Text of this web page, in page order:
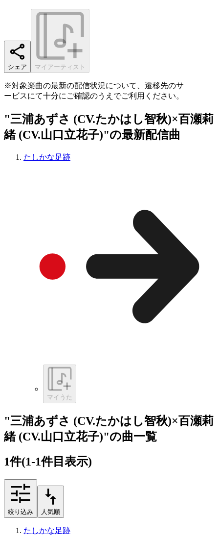
シェア マイアーティスト
※対象楽曲の最新の配信状況について、遷移先のサ
ービスにて十分にご確認のうえでご利用ください。
"三浦あずさ (CV.たかはし智秋)×百瀬莉
緒 (CV.山口立花子)"の最新配信曲
たしかな足跡
マイうた
"三浦あずさ (CV.たかはし智秋)×百瀬莉
緒 (CV.山口立花子)"の曲一覧
1件(1-1件目表示)
絞り込み 人気順
たしかな足跡